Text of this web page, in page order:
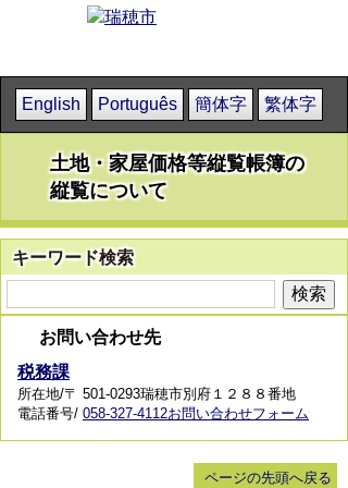
English Português 簡体字 繁体字
土地・家屋価格等縦覧帳簿の
縦覧について
キーワード検索
お問い合わせ先
税務課
所在地/〒 501-0293瑞穂市別府１２８８番地
電話番号/ 058-327-4112お問い合わせフォーム
ページの先頭へ戻る